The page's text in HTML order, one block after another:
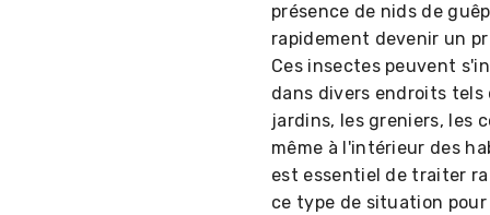
présence de nids de
rapidement devenir un
Ces insectes peuvent
dans divers endroits tels
jardins, les greniers, les
même à l'intérieur des
est essentiel de traiter
ce type de situation